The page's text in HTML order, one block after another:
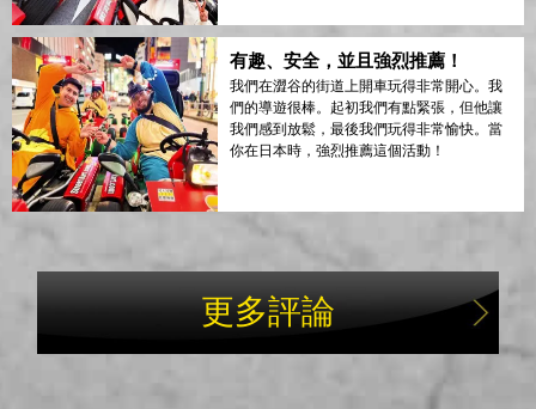
有趣、安全，並且強烈推薦！
我們在澀谷的街道上開車玩得非常開心。我
們的導遊很棒。起初我們有點緊張，但他讓
我們感到放鬆，最後我們玩得非常愉快。當
你在日本時，強烈推薦這個活動！
更多評論